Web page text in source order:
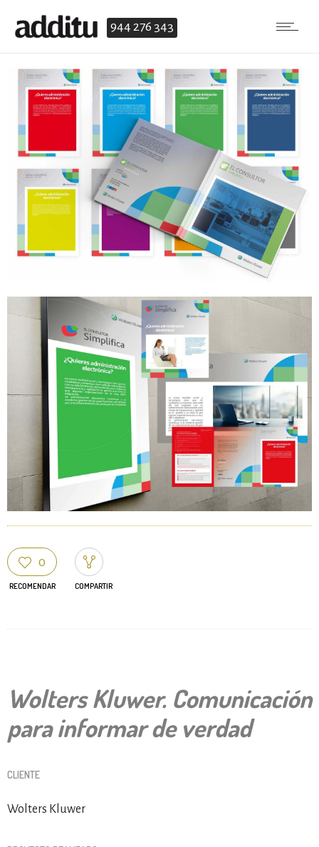
944 276 343
0
RECOMENDAR COMPARTIR
Wolters Kluwer. Comunicación
para informar de verdad
CLIENTE
Wolters Kluwer